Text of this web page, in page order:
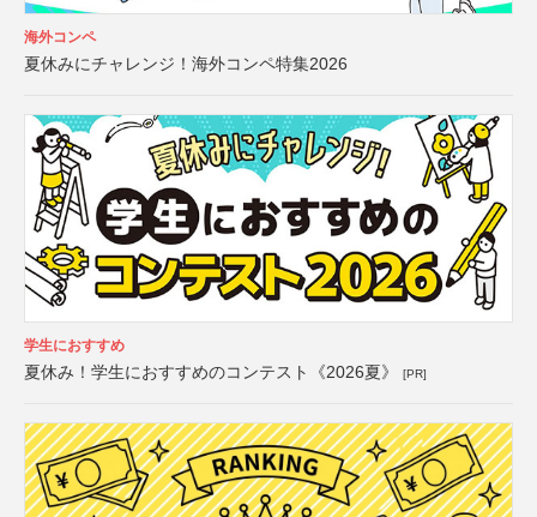
海外コンペ
夏休みにチャレンジ！海外コンペ特集2026
学生におすすめ
夏休み！学生におすすめのコンテスト《2026夏》 [PR]